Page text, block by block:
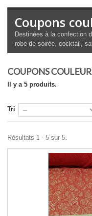
Coupons
Destinées à la confection
robe de soirée, cocktail,
COUPONS COULEUR
Il y a 5 produits.
Tri
Résultats 1 - 5 sur 5.